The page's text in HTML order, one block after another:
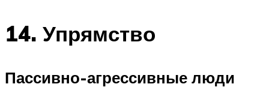
14. Упрямство
Пассивно-агрессивные люди